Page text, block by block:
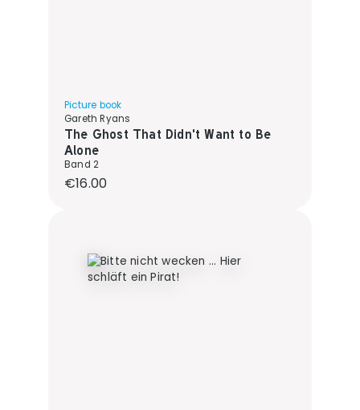
Picture book
Gareth Ryans
The Ghost That Didn't Want to Be
Alone
Band 2
Regular price:
€16.00